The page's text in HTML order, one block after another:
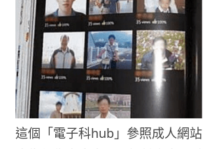
這個「電子科hub」參照成人網